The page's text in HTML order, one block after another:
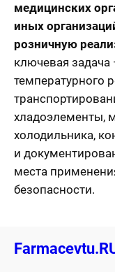
медицинских
иных
розничную
ключевая
температурного
хладоэлементы,
холодильника,
и
места
безопасности.